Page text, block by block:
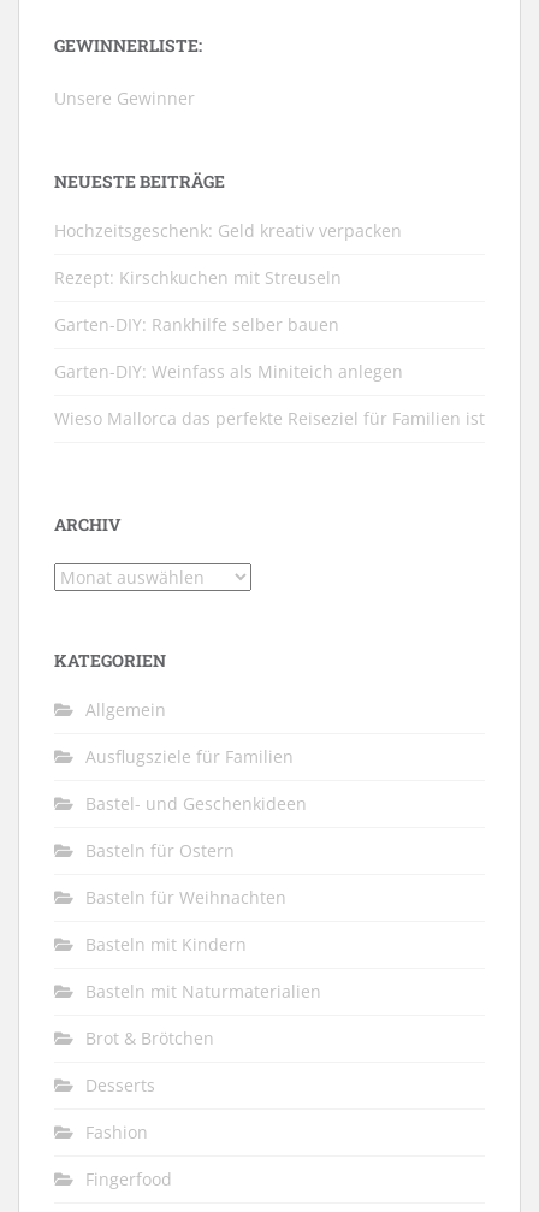
GEWINNERLISTE:
Unsere Gewinner
NEUESTE BEITRÄGE
Hochzeitsgeschenk: Geld kreativ verpacken
Rezept: Kirschkuchen mit Streuseln
Garten-DIY: Rankhilfe selber bauen
Garten-DIY: Weinfass als Miniteich anlegen
Wieso Mallorca das perfekte Reiseziel für Familien ist
ARCHIV
Archiv
KATEGORIEN
Allgemein
Ausflugsziele für Familien
Bastel- und Geschenkideen
Basteln für Ostern
Basteln für Weihnachten
Basteln mit Kindern
Basteln mit Naturmaterialien
Brot & Brötchen
Desserts
Fashion
Fingerfood